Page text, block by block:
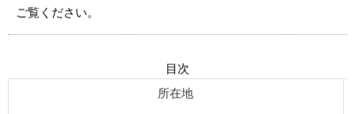
ご覧ください。
目次
所在地